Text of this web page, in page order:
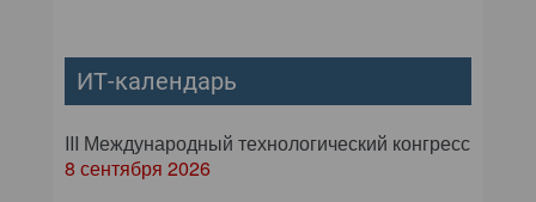
ИТ-календарь
III Международный технологический конгресс
8 сентября 2026